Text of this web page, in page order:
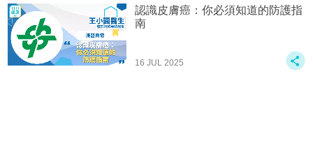
認識皮膚癌：你必須知道的防護指
南
16 JUL 2025